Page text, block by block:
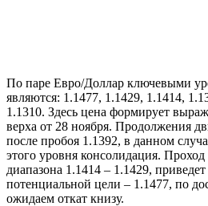
По паре Евро/Доллар ключевыми
являются: 1.1477, 1.1429, 1.1414,
1.1310. Здесь цена формирует
верха от 28 ноября. Продолжения
после пробоя 1.1392, в данном
этого уровня консолидация.
диапазона 1.1414 – 1.1429,
потенциальной цели – 1.1477, по
ожидаем откат книзу.